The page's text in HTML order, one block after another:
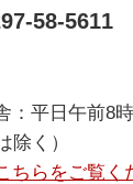
58-5611
：平日午前8
く）
らをご覧く